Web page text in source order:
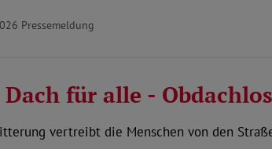
Pressemeldung
Dach für alle -
vertreibt die Menschen von den